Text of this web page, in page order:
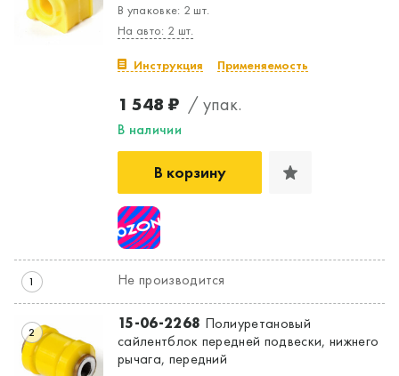
В упаковке: 2 шт.
На авто: 2 шт.
Инструкция Применяемость
1 548 ₽ / упак.
В наличии
В корзину
1 Не производится
2 15-06-2268 Полиуретановый
сайлентблок передней подвески, нижнего
рычага, передний